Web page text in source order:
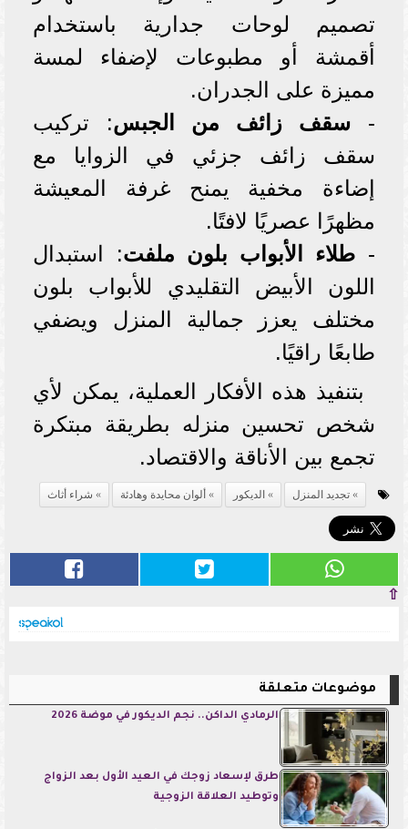
تصميم لوحات جدارية باستخدام
أقمشة أو مطبوعات لإضفاء لمسة
مميزة على الجدران.
- سقف زائف من الجبس: تركيب
سقف زائف جزئي في الزوايا مع
إضاءة مخفية يمنح غرفة المعيشة
مظهرًا عصريًا لافتًا.
- طلاء الأبواب بلون ملفت: استبدال
اللون الأبيض التقليدي للأبواب بلون
مختلف يعزز جمالية المنزل ويضفي
طابعًا راقيًا.
بتنفيذ هذه الأفكار العملية، يمكن لأي
شخص تحسين منزله بطريقة مبتكرة
تجمع بين الأناقة والاقتصاد.
تجديد المنزل الديكور ألوان محايدة وهادئة شراء أثاث
⇧
موضوعات متعلقة
الرمادي الداكن.. نجم الديكور في موضة 2026
طرق لإسعاد زوجك في العيد الأول بعد الزواج
وتوطيد العلاقة الزوجية